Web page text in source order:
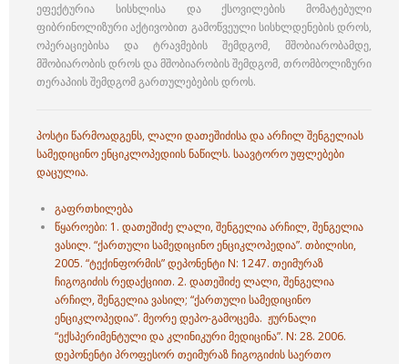
ეფექტურია სისხლისა და ქსოვილების მომატებული
ფიბრინოლიზური აქტივობით გამოწვეული სისხლდენების დროს,
ოპერაციებისა და ტრავმების შემდგომ, მშობიარობამდე,
მშობიარობის დროს და მშობიარობის შემდგომ, თრომბოლიზური
თერაპიის შემდგომ გართულებების დროს.
პოსტი წარმოადგენს, ლალი დათეშიძისა და არჩილ შენგელიას
სამედიცინო ენციკლოპედიის ნაწილს. საავტორო უფლებები
დაცულია.
გაფრთხილება
წყაროები: 1. დათეშიძე ლალი,შენგელია არჩილ,შენგელია
ვასილ. “ქართული სამედიცინო ენციკლოპედია”. თბილისი,
2005. “ტექინფორმის” დეპონენტი N: 1247. თეიმურაზ
ჩიგოგიძის რედაქციით. 2. დათეშიძე ლალი,შენგელია
არჩილ,შენგელია ვასილ; “ქართული სამედიცინო
ენციკლოპედია”. მეორე დეპო-გამოცემა. ჟურნალი
“ექსპერიმენტული და კლინიკური მედიცინა”. N: 28. 2006.
დეპონენტი პროფესორ თეიმურაზ ჩიგოგიძის საერთო